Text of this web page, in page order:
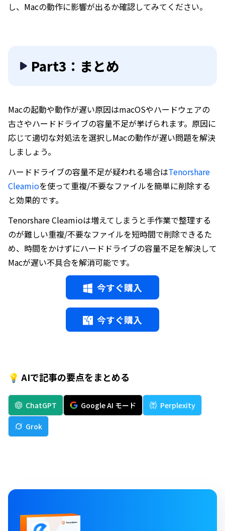
し、Macの動作に影響が出るか確認してみてください。
Part3：まとめ
Macの起動や動作が遅い原因はmacOSやハードウェアの
古さやハードドライブの容量不足が挙げられます。原因に
応じて適切な対処法を選択しMacの動作が遅い問題を解決
しましょう。
ハードドライブの容量不足が疑われる場合はTenorshare
Cleamioを使って重複/不要なファイルを簡単に削除する
と効果的です。
Tenorshare Cleamioは増えてしまうと手作業で整理する
のが難しい重複/不要なファイルを短時間で削除できるた
め、時間をかけずにハードドライブの容量不足を解決して
Macが遅い不具合を解消可能です。
今すぐ購入
今すぐ購入
💡 AIで記事の要点をまとめる
ChatGPT Google AI モード Perplexity
Grok